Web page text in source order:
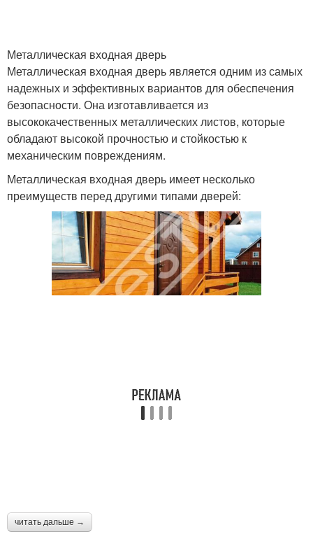
Металлическая входная дверь
Металлическая входная дверь является одним из самых
надежных и эффективных вариантов для обеспечения
безопасности. Она изготавливается из
высококачественных металлических листов, которые
обладают высокой прочностью и стойкостью к
механическим повреждениям.
Металлическая входная дверь имеет несколько
преимуществ перед другими типами дверей:
читать дальше →